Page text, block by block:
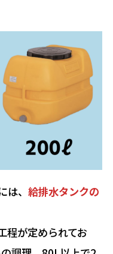
は、給排水タンクの
程が定められてお